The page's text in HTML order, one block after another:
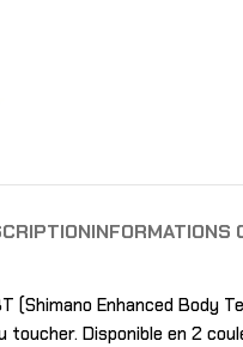
INFORMATIONS
(Shimano Enhanced
Disponible en 2